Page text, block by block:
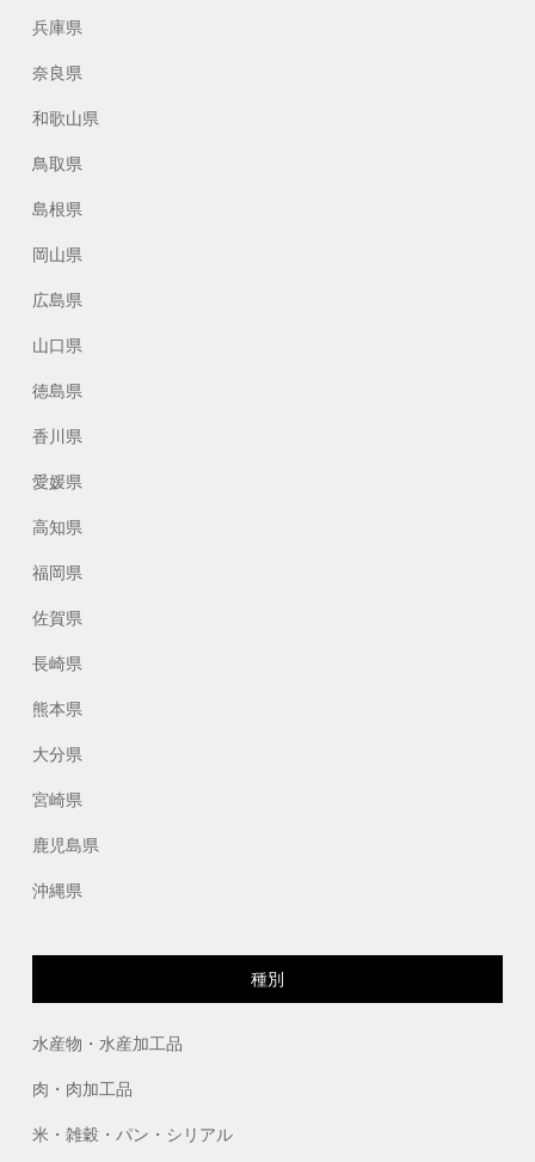
兵庫県
奈良県
和歌山県
鳥取県
島根県
岡山県
広島県
山口県
徳島県
香川県
愛媛県
高知県
福岡県
佐賀県
長崎県
熊本県
大分県
宮崎県
鹿児島県
沖縄県
種別
水産物・水産加工品
肉・肉加工品
米・雑穀・パン・シリアル